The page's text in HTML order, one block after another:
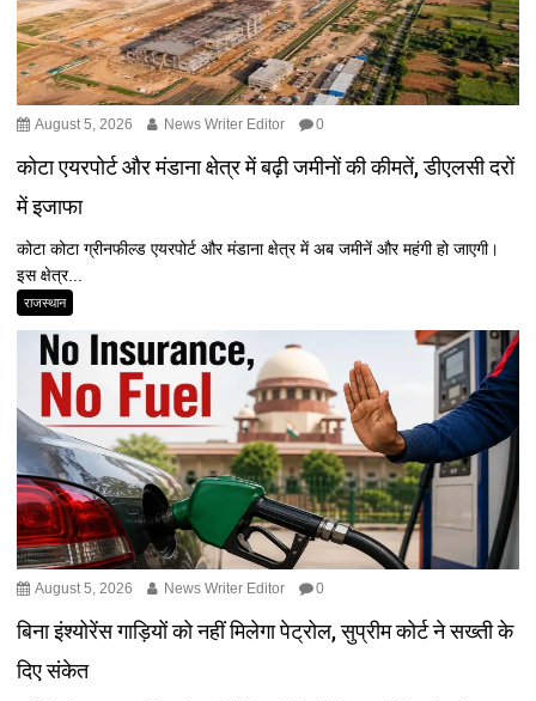
August 5, 2026 News Writer Editor 0
कोटा एयरपोर्ट और मंडाना क्षेत्र में बढ़ी जमीनों की कीमतें, डीएलसी दरों
में इजाफा
कोटा कोटा ग्रीनफील्ड एयरपोर्ट और मंडाना क्षेत्र में अब जमीनें और महंगी हो जाएगी।
इस क्षेत्र...
राजस्थान
August 5, 2026 News Writer Editor 0
बिना इंश्योरेंस गाड़ियों को नहीं मिलेगा पेट्रोल, सुप्रीम कोर्ट ने सख्ती के
दिए संकेत